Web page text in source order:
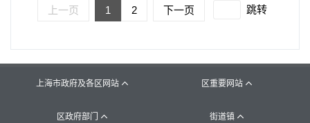
上一页 1 2 下一页 跳转
上海市政府及各区网站  区重要网站 
区政府部门  街道镇 